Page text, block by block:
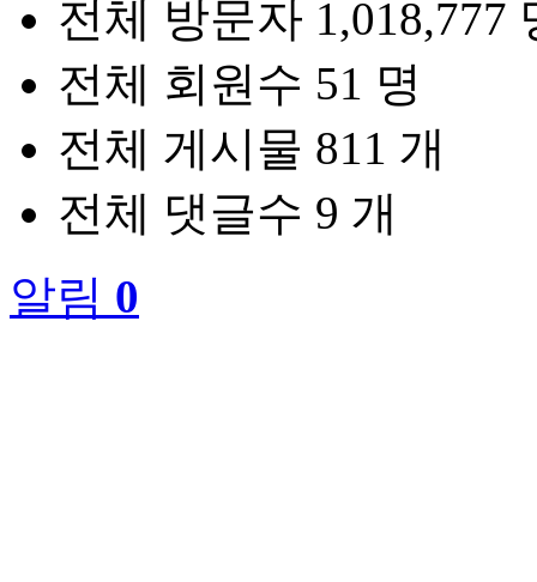
전체 방문자 1,018,777
전체 회원수 51 명
전체 게시물 811 개
전체 댓글수 9 개
알림 0